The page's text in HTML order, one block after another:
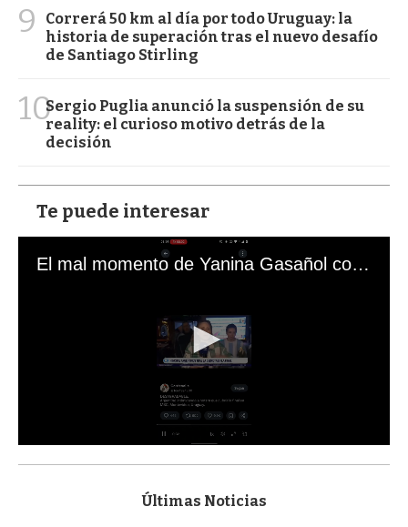
9
Correrá 50 km al día por todo Uruguay: la
historia de superación tras el nuevo desafío
de Santiago Stirling
10Sergio Puglia anunció la suspensión de su
reality: el curioso motivo detrás de la
decisión
Te puede interesar
El mal momento de Yanina Gasañol con un hincha argentino en "Subrayado"
s
Últimas Noticias